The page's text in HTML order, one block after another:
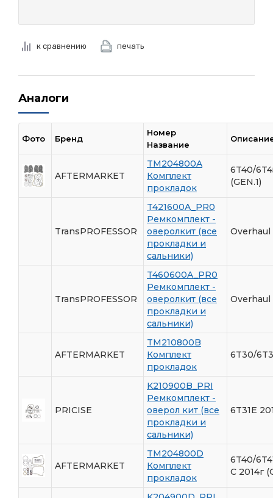
к сравнению печать
Аналоги
Фото Бренд
Номер
Название
AFTERMARKET
TM204800A
Комплект
прокладок
6T40/
(GEN.1)
TransPROFESSOR
T421600A_PR0
Ремкомплект -
оверолкит (все
прокладки и
сальники)
Overhaul
TransPROFESSOR
T460600A_PR0
Ремкомплект -
оверолкит (все
прокладки и
сальники)
Overhaul
AFTERMARKET
TM210800B
Комплект
прокладок
6T30/
PRICISE
K210900B_PRI
Ремкомплект -
оверол кит (все
прокладки и
сальники)
6T31E
AFTERMARKET
TM204800D
Комплект
прокладок
6T40/
C 2014г